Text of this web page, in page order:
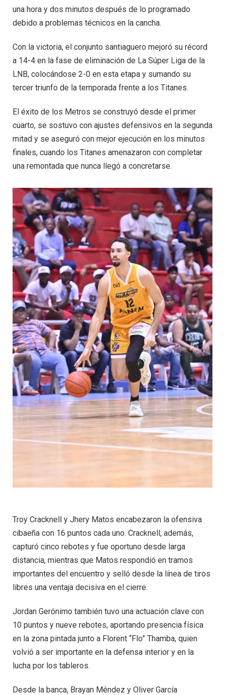
una hora y dos minutos después de lo programado
debido a problemas técnicos en la cancha.
Con la victoria, el conjunto santiaguero mejoró su récord
a 14-4 en la fase de eliminación de La Súper Liga de la
LNB, colocándose 2-0 en esta etapa y sumando su
tercer triunfo de la temporada frente a los Titanes.
El éxito de los Metros se construyó desde el primer
cuarto, se sostuvo con ajustes defensivos en la segunda
mitad y se aseguró con mejor ejecución en los minutos
finales, cuando los Titanes amenazaron con completar
una remontada que nunca llegó a concretarse.
Troy Cracknell y Jhery Matos encabezaron la ofensiva
cibaeña con 16 puntos cada uno. Cracknell, además,
capturó cinco rebotes y fue oportuno desde larga
distancia, mientras que Matos respondió en tramos
importantes del encuentro y selló desde la línea de tiros
libres una ventaja decisiva en el cierre.
Jordan Gerónimo también tuvo una actuación clave con
10 puntos y nueve rebotes, aportando presencia física
en la zona pintada junto a Florent “Flo” Thamba, quien
volvió a ser importante en la defensa interior y en la
lucha por los tableros.
Desde la banca, Brayan Méndez y Oliver García